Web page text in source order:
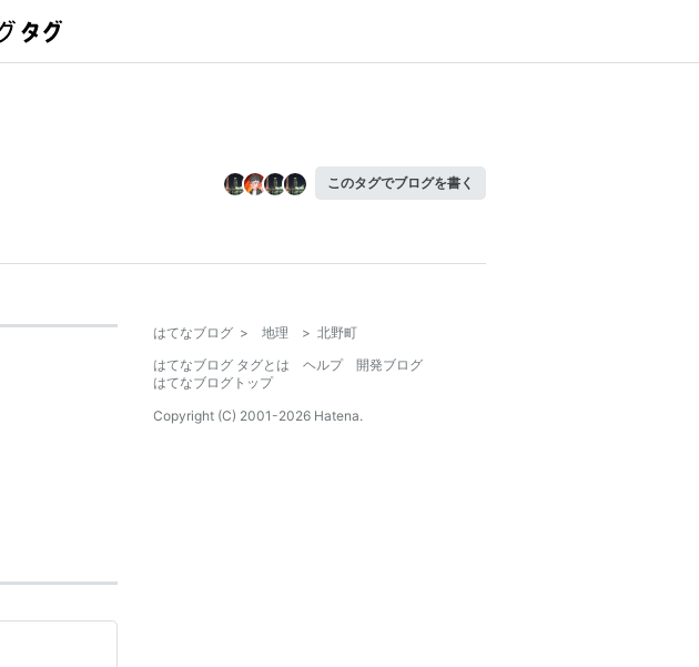
このタグでブログを書く
はてなブログ > 地理 > 北野町
はてなブログ タグとは
ヘルプ
開発ブログ
はてなブログトップ
Copyright (C) 2001-2026 Hatena.